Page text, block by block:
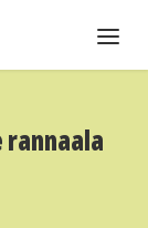
rannaala